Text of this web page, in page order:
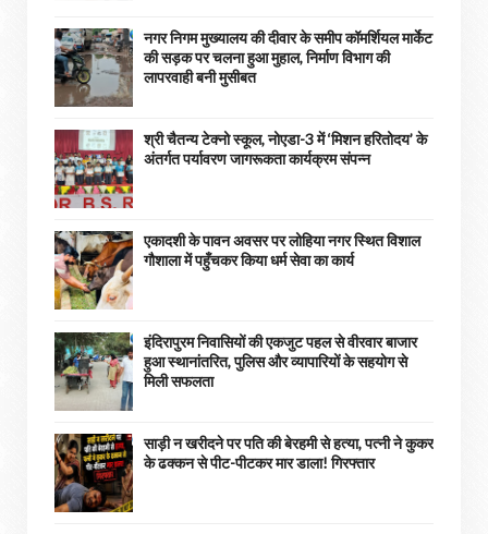
नगर निगम मुख्यालय की दीवार के समीप कॉमर्शियल मार्केट
की सड़क पर चलना हुआ मुहाल, निर्माण विभाग की
लापरवाही बनी मुसीबत
श्री चैतन्य टेक्नो स्कूल, नोएडा-3 में ‘मिशन हरितोदय’ के
अंतर्गत पर्यावरण जागरूकता कार्यक्रम संपन्न
एकादशी के पावन अवसर पर लोहिया नगर स्थित विशाल
गौशाला में पहुँचकर किया धर्म सेवा का कार्य
इंदिरापुरम निवासियों की एकजुट पहल से वीरवार बाजार
हुआ स्थानांतरित, पुलिस और व्यापारियों के सहयोग से
मिली सफलता
साड़ी न खरीदने पर पति की बेरहमी से हत्या, पत्नी ने कुकर
के ढक्कन से पीट-पीटकर मार डाला! गिरफ्तार